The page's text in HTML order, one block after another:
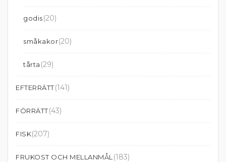
godis(20)
småkakor(20)
tårta (29)
EFTERRÄTT(141)
FÖRRÄTT(43)
FISK(207)
FRUKOST OCH MELLANMÅL (183)